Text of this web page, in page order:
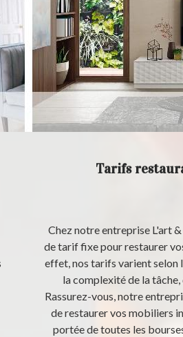
Tarifs
Chez notre entreprise L'art &
de tarif fixe pour restaurer
effet, nos tarifs varient selon
la complexité de la
Rassurez-vous, notre
de restaurer vos mobiliers
portée de toutes les